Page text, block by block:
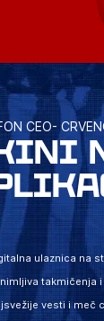
CEO-
ulaznica na
takmičenja
vesti i meč